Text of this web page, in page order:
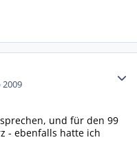
2009
und für den 99
- ebenfalls hatte ich